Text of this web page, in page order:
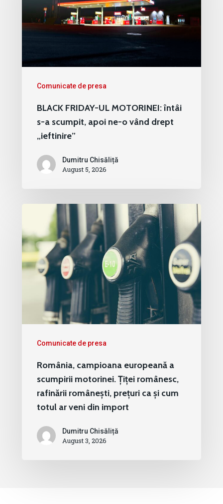
Comunicate de presa
BLACK FRIDAY-UL MOTORINEI: întâi
s-a scumpit, apoi ne-o vând drept
„ieftinire”
Dumitru Chisăliță
August 5, 2026
Comunicate de presa
România, campioana europeană a
scumpirii motorinei. Țiței românesc,
rafinării românești, prețuri ca și cum
totul ar veni din import
Dumitru Chisăliță
August 3, 2026